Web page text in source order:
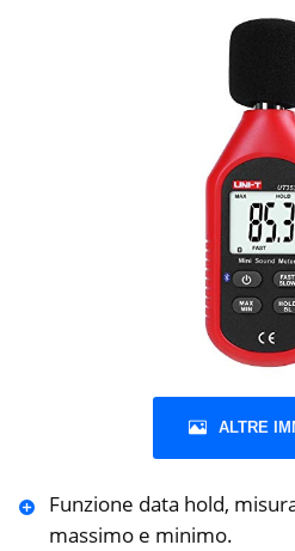
ALTRE
Funzione data hold,
massimo e minimo.